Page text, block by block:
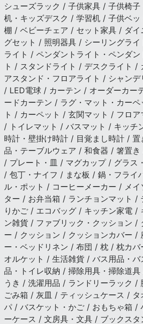
シューズラック / 子供家具 / 子供椅
机・キッズデスク / 学習机 / 子供ベ
棚 / ベビーチェア / セット家具 / ダ
グセット / 照明器具 / シーリングラ
ライト / ペンダントライト・ペンダ
ト / スタンドライト / デスクライト /
アスタンド・フロアライト / シャン
/ LED電球 / カーテン / オーダーカー
ードカーテン / ラグ・マット・カー
ト / カーペット / 玄関マット / フロ
/ トイレマット / バスマット / キッチ
時計・壁掛け時計 / 目覚まし時計 /
品・テーブルウェア / 和食器 / 箸置
/ プレート・皿 / マグカップ / グラス
/ 包丁・ナイフ / まな板 / 鍋・フライ
ル・ポット / コーヒーメーカー / メ
ター / お弁当箱 / ランチョンマット /
りかご / エコバッグ / キッチン家電 /
ン雑貨 / ファブリック・クッション /
ー / クッション / クッションカバー /
ー・ベッドリネン / 布団 / 枕 / 枕カバ
オルケット / 生活雑貨 / バス用品・
品・トイレ収納 / 掃除用具・掃除道
うき / 洗濯用品 / ランドリーラック /
ごみ箱 / 灰皿 / ティッシュケース /
パ / バスケット・かご / おもちゃ箱 /
ーケース / 文房具・文具 / ブックス